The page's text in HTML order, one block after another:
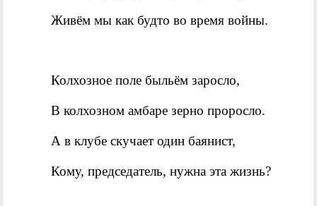
Живём мы как будто во время войны.
Колхозное поле быльём заросло,
В колхозном амбаре зерно проросло.
А в клубе скучает один баянист,
Кому, председатель, нужна эта жизнь?